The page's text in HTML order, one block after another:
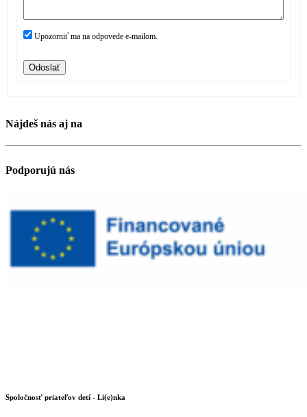
Upozorniť ma na odpovede e-mailom.
Odoslať
Nájdeš nás aj na
Podporujú nás
Spoločnosť priateľov detí - Li(e)nka